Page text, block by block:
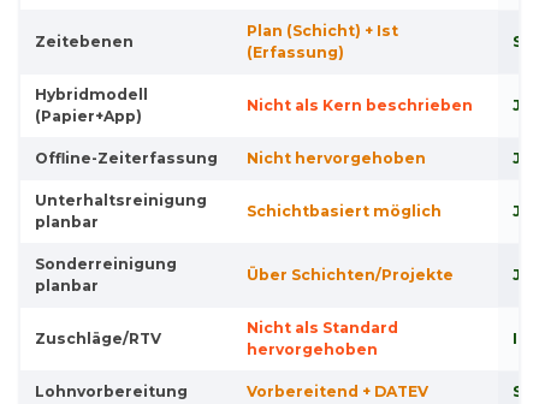
Zeitebenen
Plan (Schicht) + Ist
(Erfassung)
Hybridmodell
(Papier+App)
Nicht als Kern beschrieben Ja
Offline-Zeiterfassung Nicht hervorgehoben Ja
Unterhaltsreinigung
planbar
Schichtbasiert möglich Ja
Sonderreinigung
planbar
Über Schichten/Projekte Ja
Zuschläge/RTV
Nicht als Standard
hervorgehoben
Lohnvorbereitung Vorbereitend + DATEV